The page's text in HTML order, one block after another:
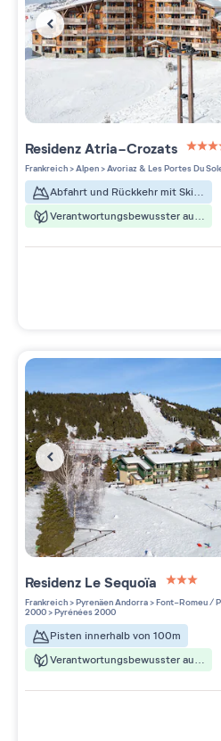
ResidenzAtria-Crozats
4
Frankreich>Alpen>Avoriaz & Les Portes Du
Residenz Le Sequoïa
3
Frankreich>Pyrenäen Andorra>Font-Romeu /
2000>Pyrénées 2000
Pisten innerhalb von 100m